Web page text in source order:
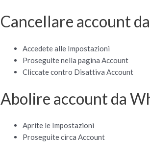
Cancellare account
Accedete alle Impostazioni
Proseguite nella pagina Account
Cliccate contro Disattiva Account
Abolire account da
Aprite le Impostazioni
Proseguite circa Account